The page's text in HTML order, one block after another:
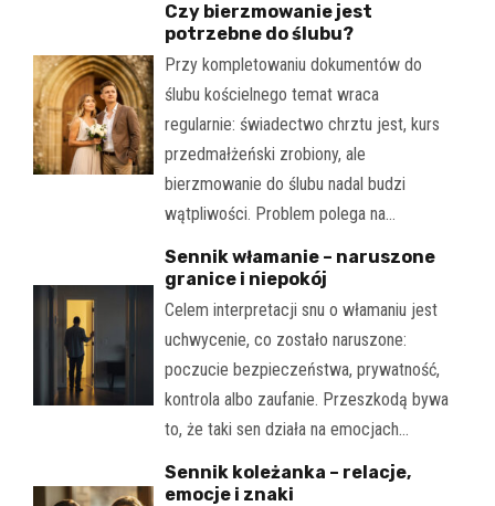
Czy bierzmowanie jest
potrzebne do ślubu?
Przy kompletowaniu dokumentów do
ślubu kościelnego temat wraca
regularnie: świadectwo chrztu jest, kurs
przedmałżeński zrobiony, ale
bierzmowanie do ślubu nadal budzi
wątpliwości. Problem polega na…
Sennik włamanie – naruszone
granice i niepokój
Celem interpretacji snu o włamaniu jest
uchwycenie, co zostało naruszone:
poczucie bezpieczeństwa, prywatność,
kontrola albo zaufanie. Przeszkodą bywa
to, że taki sen działa na emocjach…
Sennik koleżanka – relacje,
emocje i znaki